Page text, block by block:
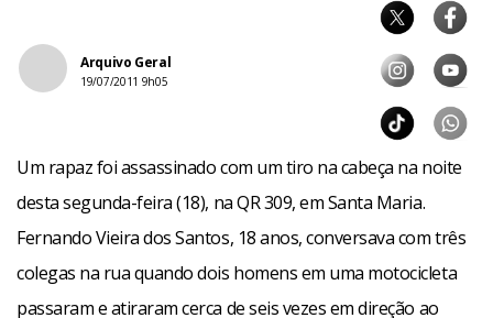
Arquivo Geral
19/07/2011 9h05
Um rapaz foi assassinado com um tiro na cabeça na noite
desta segunda-feira (18), na QR 309, em Santa Maria.
Fernando Vieira dos Santos, 18 anos, conversava com três
colegas na rua quando dois homens em uma motocicleta
passaram e atiraram cerca de seis vezes em direção ao